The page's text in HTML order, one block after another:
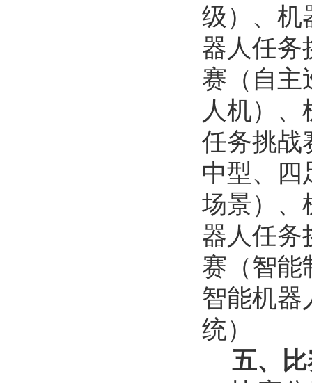
级）、机
器人任务
赛（自主
人机）
任务挑战
中型、四
场景）、
器人任务
赛（智能
智能机器
统）
五、